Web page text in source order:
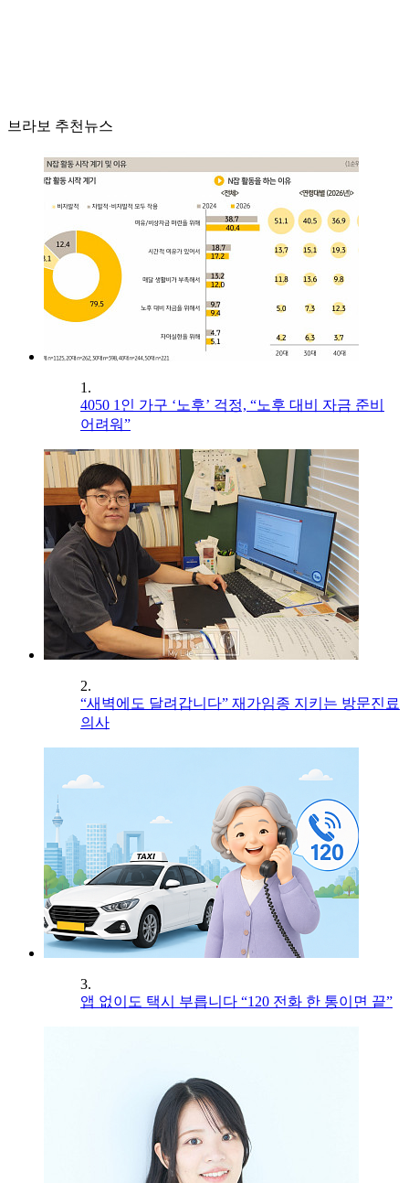
브라보 추천뉴스
1.
4050 1인 가구 ‘노후’ 걱정, “노후 대비 자금 준비
어려워”
2.
“새벽에도 달려갑니다” 재가임종 지키는 방문진료
의사
3.
앱 없이도 택시 부릅니다 “120 전화 한 통이면 끝”